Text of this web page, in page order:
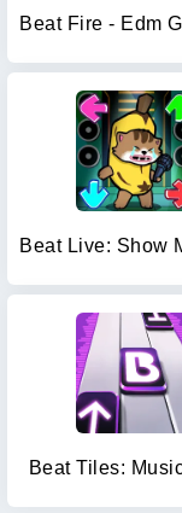
Beat Tiles: